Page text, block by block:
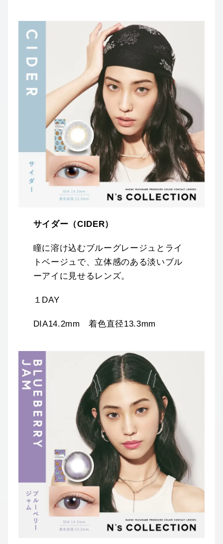
サイダー（CIDER）
瞳に溶け込むブルーグレージュとライ
トベージュで、立体感のある淡いブル
ーアイに見せるレンズ。
１DAY
DIA14.2mm 着色直径13.3mm